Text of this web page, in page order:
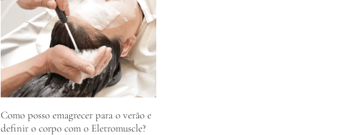
Como posso emagrecer para o verão e
definir o corpo com o Eletromuscle?